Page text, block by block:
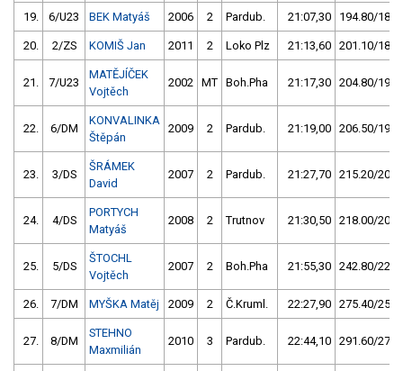
19. 6/U23 BEK Matyáš 2006 2 Pardub. 21:07,30 194.80/18,2
20. 2/ZS KOMIŠ Jan 2011 2 Loko Plz 21:13,60 201.10/18,8
21. 7/U23
MATĚJÍČEK
Vojtěch
2002 MT Boh.Pha 21:17,30 204.80/19,1
22. 6/DM
KONVALINKA
Štěpán
2009 2 Pardub. 21:19,00 206.50/19,3
23. 3/DS
ŠRÁMEK
David
2007 2 Pardub. 21:27,70 215.20/20,1
24. 4/DS
PORTYCH
Matyáš
2008 2 Trutnov 21:30,50 218.00/20,3
25. 5/DS
ŠTOCHL
Vojtěch
2007 2 Boh.Pha 21:55,30 242.80/22,6
26. 7/DM MYŠKA Matěj 2009 2 Č.Kruml. 22:27,90 275.40/25,7
27. 8/DM
STEHNO
Maxmilián
2010 3 Pardub. 22:44,10 291.60/27,2